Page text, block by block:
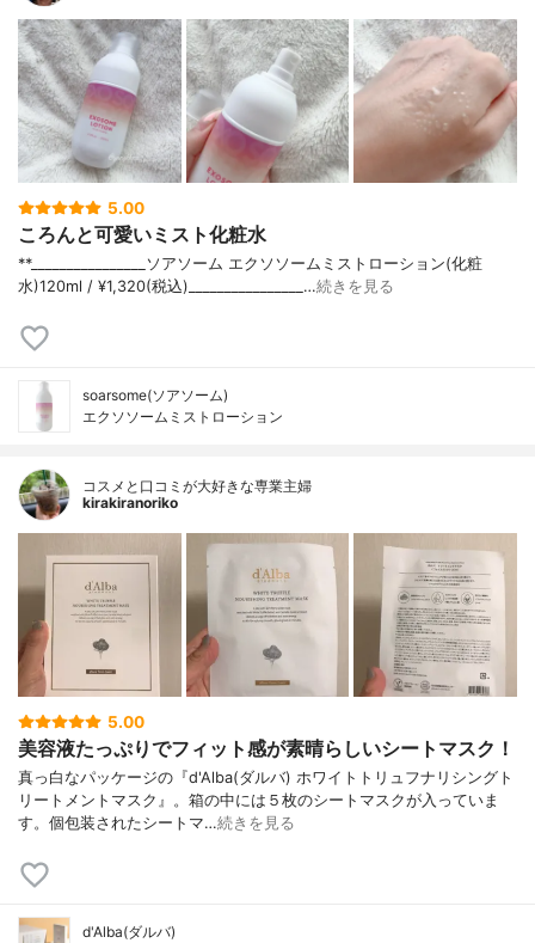
5.00
ころんと可愛いミスト化粧水
**⁡________________⁡ソアソーム ⁡エクソソームミストローション(化粧
水)120ml / ¥1,320(税込)________________…続きを見る
soarsome(ソアソーム)
エクソソームミストローション
コスメと口コミが大好きな専業主婦
kirakiranoriko
5.00
美容液たっぷりでフィット感が素晴らしいシートマスク！
真っ白なパッケージの『d'Alba(ダルバ) ホワイトトリュフナリシングト
リートメントマスク』。箱の中には５枚のシートマスクが入っていま
す。個包装されたシートマ…続きを見る
d'Alba(ダルバ)